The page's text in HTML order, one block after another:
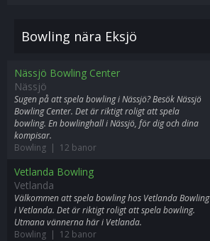
Bowling nära Eksjö
Nässjö Bowling Center
Nässjö
Sugen på att spela bowling i Nässjö? Besök Nässjö
Bowling Center. Det är riktigt roligt att spela
bowling. En bowlinghall i Nässjö, för dig och dina
kompisar.
Bowling | 12 banor
Vetlanda Bowling
Vetlanda
Välkommen att spela bowling hos Vetlanda Bowling
i Vetlanda. Det är riktigt roligt att spela bowling.
Utmana vännerna här i Vetlanda.
Bowling | 12 banor